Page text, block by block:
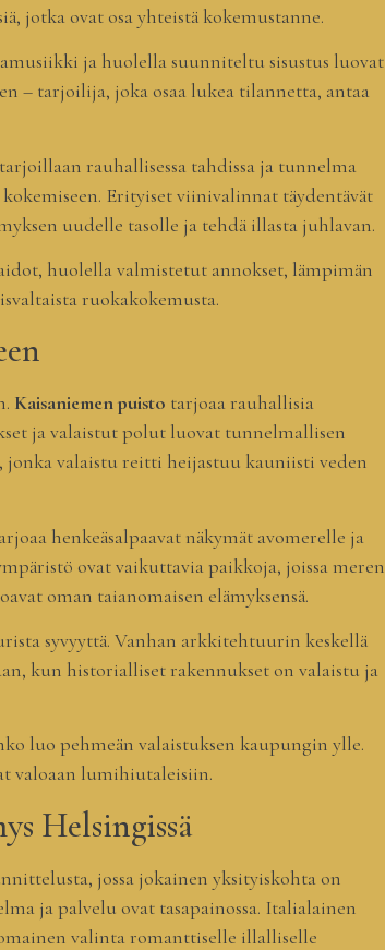
jotka ovat osa yhteistä kokemustanne.
ja huolella suunniteltu sisustus luovat
– tarjoilija, joka osaa lukea tilannetta, antaa
rauhallisessa tahdissa ja tunnelma
Erityiset viinivalinnat täydentävät
uudelle tasolle ja tehdä illasta juhlavan.
huolella valmistetut annokset, lämpimän
ruokakokemusta.
Kaisaniemen puisto tarjoaa rauhallisia
ja valaistut polut luovat tunnelmallisen
valaistu reitti heijastuu kauniisti veden
henkeäsalpaavat näkymät avomerelle ja
ovat vaikuttavia paikkoja, joissa meren
oman taianomaisen elämyksensä.
syvyyttä. Vanhan arkkitehtuurin keskellä
kun historialliset rakennukset on valaistu ja
luo pehmeän valaistuksen kaupungin ylle.
valoaan lumihiutaleisiin.
Helsingissä
jossa jokainen yksityiskohta on
ja palvelu ovat tasapainossa. Italialainen
valinta romanttiselle illalliselle